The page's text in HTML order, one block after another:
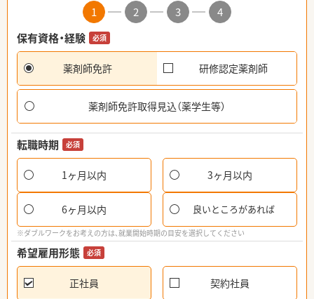
1 2 3
4
保有資格・経験
必須
薬剤師免許 研修認定薬剤師
薬剤師免許取得見込（薬学生等）
転職時期 必須
1ヶ月以内 3ヶ月以内
6ヶ月以内 良いところがあれば
※ダブルワークをお考えの方は、就業開始時期の目安を選択してください
希望雇用形態 必須
正社員 契約社員